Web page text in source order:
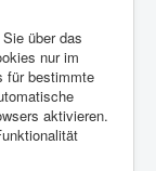
über das
nur im
für bestimmte
aktivieren.